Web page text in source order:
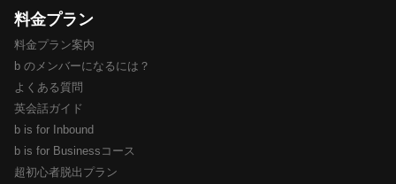
料金プラン
料金プラン案内
b のメンバーになるには？
よくある質問
英会話ガイド
b is for Inbound
b is for Businessコース
超初心者脱出プラン